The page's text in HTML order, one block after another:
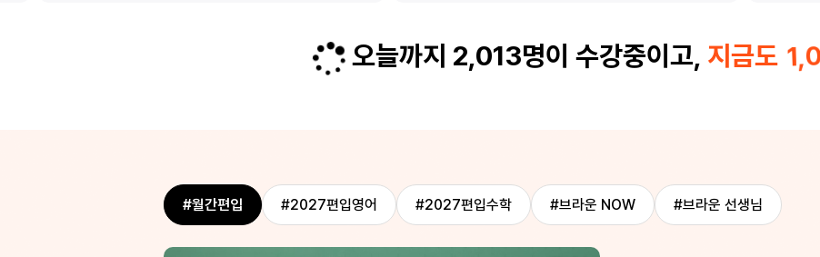
수 있게끔 해주셔서 도움이 많이 되었어요!
제가 수강후기 아예 안 쓰는 사람인데 이건
씁니다!! 준영쌤 지난 1년간 감사했습니다!
오늘까지 2,013명이 수강중이고, 지금도
#월간편입 #2027편입영어 #2027편입수학 #브라운 NOW #브라운 선생님